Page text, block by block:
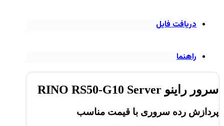
دریافت فایل
راهنما
سرور راینو RINO RS50-G10 Server
پردازش رده سروری با قیمت مناسب